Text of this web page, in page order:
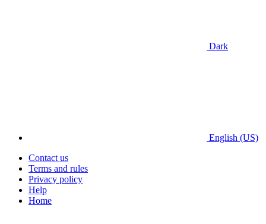
Dark
English (US)
Contact us
Terms and rules
Privacy policy
Help
Home